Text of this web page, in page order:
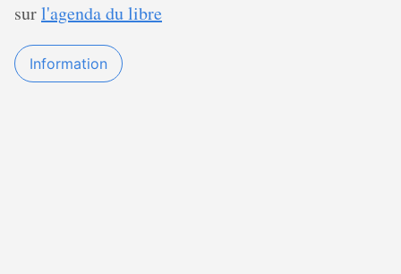
surl'agenda du libre
Information